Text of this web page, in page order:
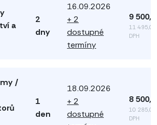
a
2
dny
16.09.2026
+ 2
dostupné
termíny
9
11
DPH
/
1
den
18.09.2026
+ 2
dostupné
8
10
DPH